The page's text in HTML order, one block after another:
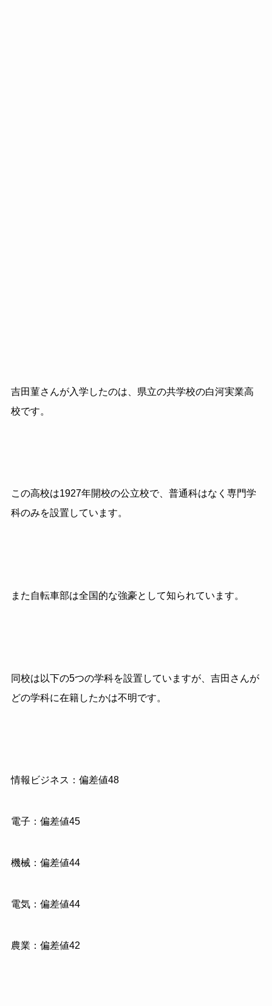
吉田菫さんが入学したのは、県立の共学校の白河実業高
校です。
この高校は1927年開校の公立校で、普通科はなく専門学
科のみを設置しています。
また自転車部は全国的な強豪として知られています。
同校は以下の5つの学科を設置していますが、吉田さんが
どの学科に在籍したかは不明です。
情報ビジネス：偏差値48
電子：偏差値45
機械：偏差値44
電気：偏差値44
農業：偏差値42